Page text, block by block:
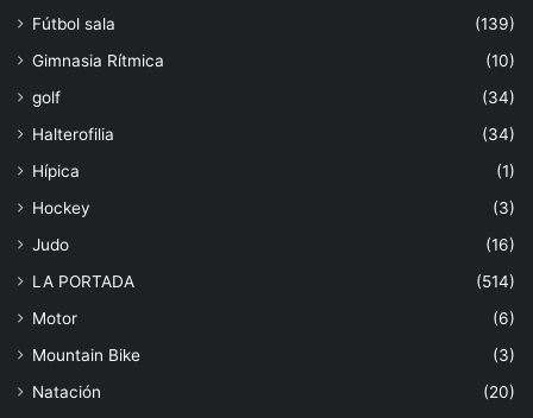
Fútbol sala
(139)
Gimnasia Rítmica
(10)
golf
(34)
Halterofilia
(34)
Hípica
(1)
Hockey
(3)
Judo
(16)
LA PORTADA
(514)
Motor
(6)
Mountain Bike
(3)
Natación
(20)